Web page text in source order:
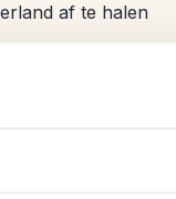
af te halen